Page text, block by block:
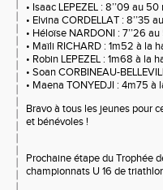
• Isaac LEPEZEL : 8’’09 au
• Elvina CORDELLAT : 8’’35
• Héloïse NARDONI : 7’’26
• Maïli RICHARD : 1m52 à la
• Robin LEPEZEL : 1m68 à la
• Soan CORBINEAU-
• Maena TONYEDJI : 4m75 à
Bravo à tous les jeunes pour
et bénévoles !
Prochaine étape du Trophée
championnats U 16 de